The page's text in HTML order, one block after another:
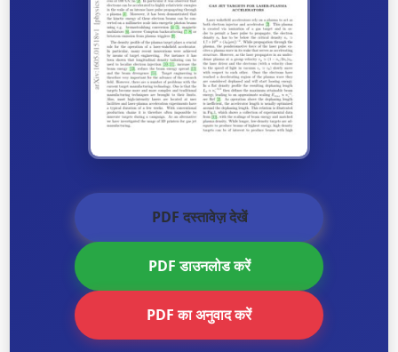
PDF दस्तावेज़ देखें
PDF डाउनलोड करें
PDF का अनुवाद करें